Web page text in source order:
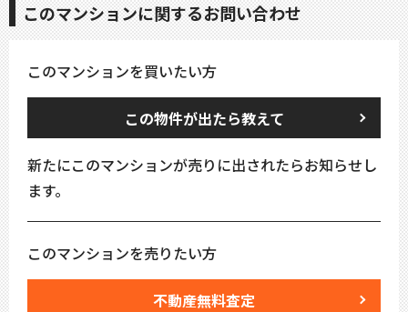
このマンションに関するお問い合わせ
このマンションを買いたい方
この物件が出たら教えて
新たにこのマンションが売りに出されたらお知らせし
ます。
このマンションを売りたい方
不動産無料査定